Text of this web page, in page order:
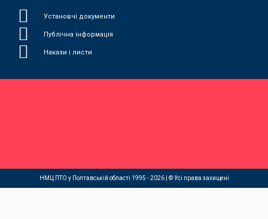
Установчі документи
Публічна інформація
Накази і листи
НМЦ ПТО у Полтавській області 1995 - 2026 | © Усі права захищені